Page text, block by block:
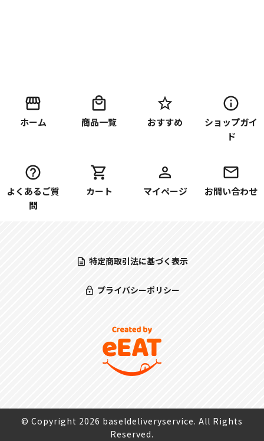
ホーム 商品一覧 おすすめ
ショップガイ
ド
よくあるご質
問
カート マイページ お問い合わせ
特定商取引法に基づく表示
プライバシーポリシー
© Copyright 2026 baseldeliveryservice. All Rights
Reserved.